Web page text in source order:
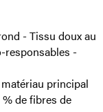
- Tissu doux au
responsables -
principal
de fibres de